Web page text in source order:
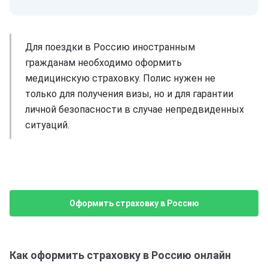
Для поездки в Россию иностранным
гражданам необходимо оформить
медицинскую страховку. Полис нужен не
только для получения визы, но и для гарантии
личной безопасности в случае непредвиденных
ситуаций.
Оформить страховку в Россию
Как оформить страховку в Россию онлайн